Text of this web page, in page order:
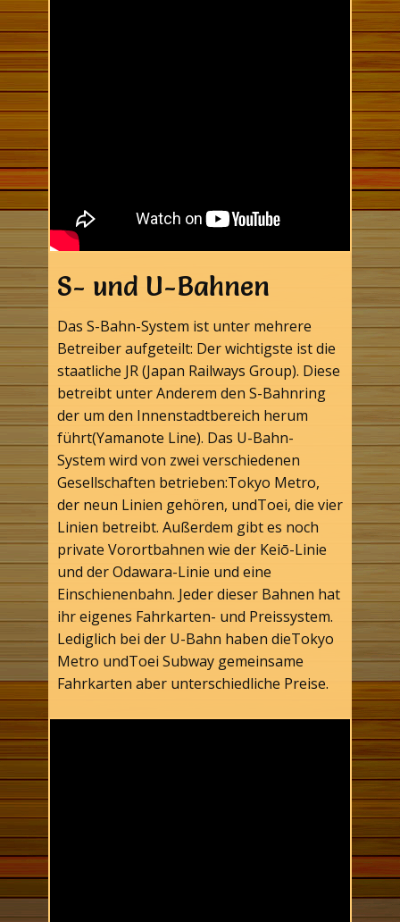
S- und U-Bahnen
Das S-Bahn-System ist unter mehrere
Betreiber aufgeteilt: Der wichtigste ist die
staatliche JR (Japan Railways Group). Diese
betreibt unter Anderem den S-Bahnring
der um den Innenstadtbereich herum
führt(Yamanote Line). Das U-Bahn-
System wird von zwei verschiedenen
Gesellschaften betrieben:Tokyo Metro,
der neun Linien gehören, undToei, die vier
Linien betreibt. Außerdem gibt es noch
private Vorortbahnen wie der Keiō-Linie
und der Odawara-Linie und eine
Einschienenbahn. Jeder dieser Bahnen hat
ihr eigenes Fahrkarten- und Preissystem.
Lediglich bei der U-Bahn haben dieTokyo
Metro undToei Subway gemeinsame
Fahrkarten aber unterschiedliche Preise.